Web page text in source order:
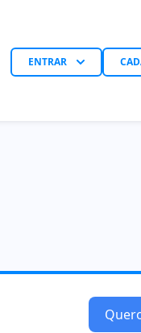
ENTRAR